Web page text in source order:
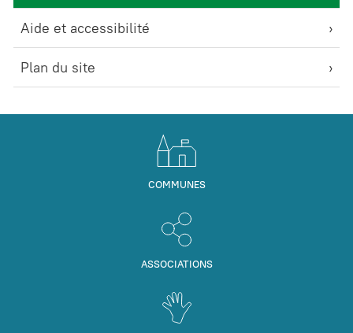
Aide et accessibilité
Plan du site
COMMUNES
ASSOCIATIONS